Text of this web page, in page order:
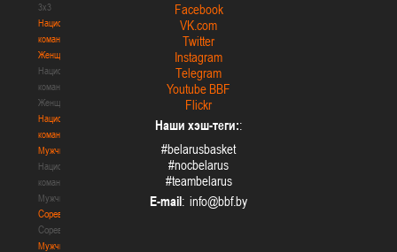
3х3
Национальная
команда.
Женщины
Национальная
команда.
Женщины
Национальная
команда.
Мужчины
Национальная
команда.
Мужчины
Соревнования
Соревнования
Мужчины
Facebook
VK.com
Twitter
Instagram
Telegram
Youtube BBF
Flickr
Наши хэш-теги::
#belarusbasket
#nocbelarus
#teambelarus
E-mail: